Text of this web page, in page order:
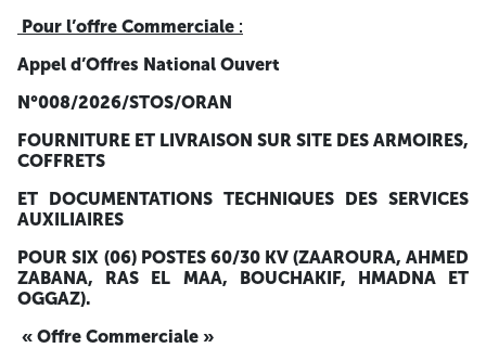
l’évaluation des offres techniques.
Les soumissionnaires intéressés peuvent retirer le cahier
la Région de Transport d’Oran, à l’adresse suivante :
transport de l’électricité et opérateur système Région de
Transport de l’Electricité d’Oran
15, Avenue BESSAOUD Abdelhamid - Seddikia
Oran – ALGERIE
Contre la fourniture d’un ordre de virement de :
Pour l’offre Commerciale :
Appel d’Offres National Ouvert
N°008/2026/STOS/ORAN
FOURNITURE ET LIVRAISON SUR SITE DES ARMOIRES,
COFFRETS
ET DOCUMENTATIONS TECHNIQUES DES SERVICES
AUXILIAIRES
POUR SIX (06) POSTES 60/30 KV (ZAAROURA, AHMED
ZABANA, RAS EL MAA, BOUCHAKIF, HMADNA ET
OGGAZ).
« Offre Commerciale »